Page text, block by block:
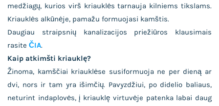
medžiagų, kurios virš kriauklės tarnauja kilniems tikslams.
Kriauklės alkūnėje, pamažu formuojasi kamštis.
Daugiau straipsnių kanalizacijos priežiūros klausimais
rasite ČIA.
Kaip atkimšti kriauklę?
Žinoma, kamščiai kriauklėse susiformuoja ne per dieną ar
dvi, nors ir tam yra išimčių. Pavyzdžiui, po didelio baliaus,
neturint indaplovės, į kriauklę virtuvėje patenka labai daug